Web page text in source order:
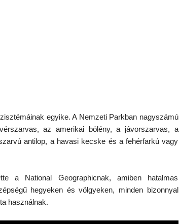
egyike. A Nemzeti Parkban nagyszámú
az amerikai bölény, a jávorszarvas, a
antilop, a havasi kecske és a fehérfarkú vagy
a National Geographicnak, amiben hatalmas
hegyeken és völgyeken, minden bizonnyal
használnak.